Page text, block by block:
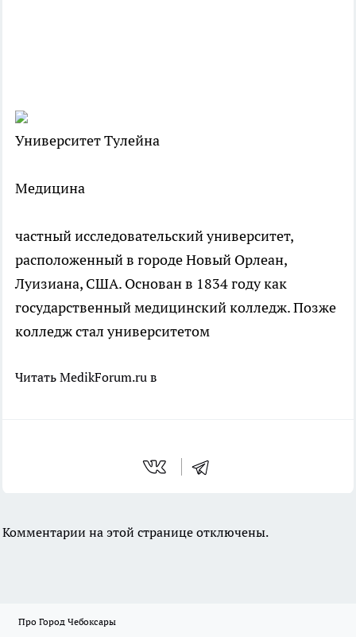
Университет Тулейна
Медицина
частный исследовательский университет,
расположенный в городе Новый Орлеан,
Луизиана, США. Основан в 1834 году как
государственный медицинский колледж. Позже
колледж стал университетом
Читать MedikForum.ru в
Комментарии на этой странице отключены.
Про Город Чебоксары